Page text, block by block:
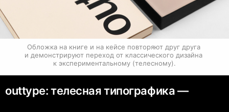
Обложка на книге и на кейсе повторяют друг друга
и демонстрируют переход от классического дизайна
к экспериментальному (телесному).
outtype: телесная типографика —